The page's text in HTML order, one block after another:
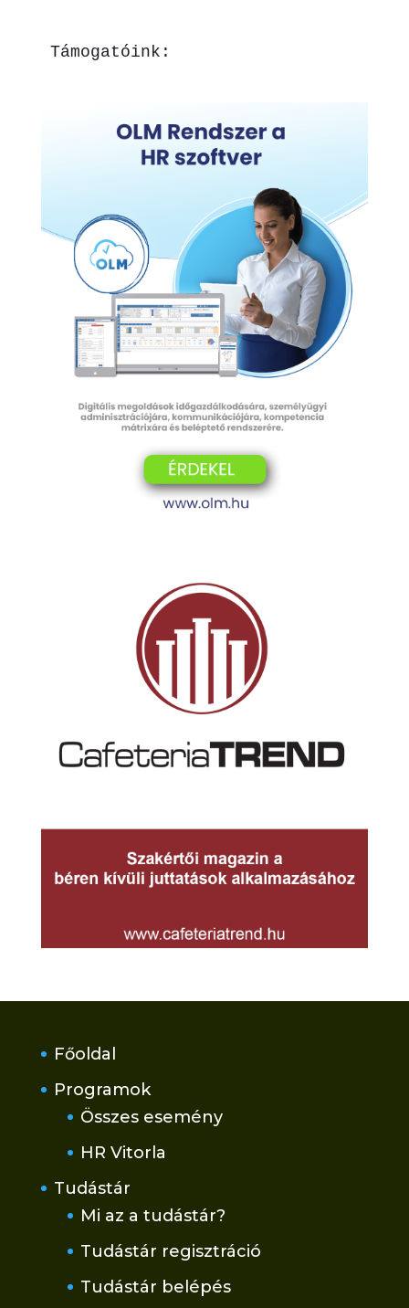
Támogatóink:
Főoldal
Programok
Összes esemény
HR Vitorla
Tudástár
Mi az a tudástár?
Tudástár regisztráció
Tudástár belépés